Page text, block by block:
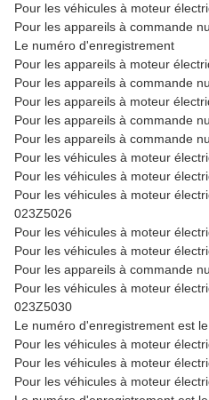
Pour les véhicules à moteur
Pour les appareils à commande
Le numéro d'enregistrement
Pour les appareils à moteur
Pour les appareils à commande
Pour les appareils à moteur
Pour les appareils à commande
Pour les appareils à commande
Pour les véhicules à moteur
Pour les véhicules à moteur
Pour les véhicules à moteur
023Z5026
Pour les véhicules à moteur
Pour les véhicules à moteur
Pour les appareils à commande
Pour les véhicules à moteur
023Z5030
Le numéro d'enregistrement est
Pour les véhicules à moteur
Pour les véhicules à moteur
Pour les véhicules à moteur